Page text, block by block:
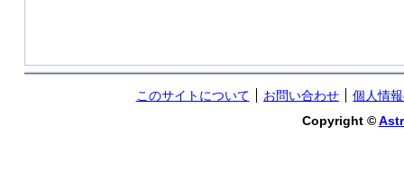
このサイトについて お問い合わせ
個人情
Copyright ©